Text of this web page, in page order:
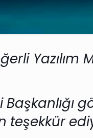
Yazılım
Başkanlığı
teşekkür